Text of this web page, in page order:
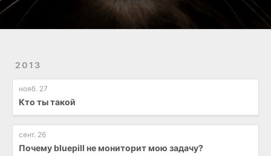
2013
нояб. 27
Кто ты такой
сент. 26
Почему bluepill не мониторит мою задачу?